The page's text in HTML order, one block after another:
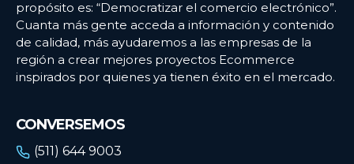
propósito es: “Democratizar el comercio electrónico”.
Cuanta más gente acceda a información y contenido
de calidad, más ayudaremos a las empresas de la
región a crear mejores proyectos Ecommerce
inspirados por quienes ya tienen éxito en el mercado.
CONVERSEMOS
(511) 644 9003